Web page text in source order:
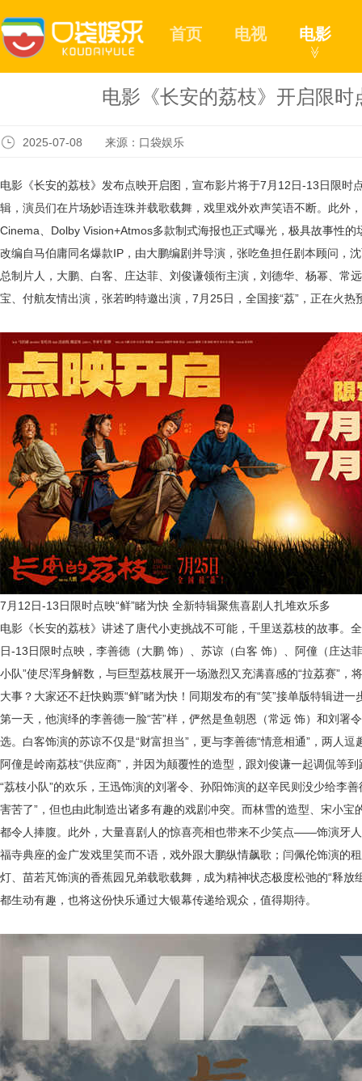
首页 电视 电影
≫
电影《长安的荔枝》开启限
2025-07-08 来源：口袋娱乐
电影《长安的荔枝》发布点映开启图，宣布影片将于7月12日-13日限时
辑，演员们在片场妙语连珠并载歌载舞，戏里戏外欢声笑语不断。此外
Cinema、Dolby Vision+Atmos多款制式海报也正式曝光，极具故事性
改编自马伯庸同名爆款IP，由大鹏编剧并导演，张吃鱼担任剧本顾问，
总制片人，大鹏、白客、庄达菲、刘俊谦领衔主演，刘德华、杨幂、常
宝、付航友情出演，张若昀特邀出演，7月25日，全国接“荔”，正在火热
7月12日-13日限时点映“鲜”睹为快 全新特辑聚焦喜剧人扎堆欢乐多
电影《长安的荔枝》讲述了唐代小吏挑战不可能，千里送荔枝的故事。
日-13日限时点映，李善德（大鹏 饰）、苏谅（白客 饰）、阿僮（庄达
小队”使尽浑身解数，与巨型荔枝展开一场激烈又充满喜感的“拉荔赛”，
大事？大家还不赶快购票“鲜”睹为快！同期发布的有“笑”接单版特辑进
第一天，他演绎的李善德一脸“苦”样，俨然是鱼朝恩（常远 饰）和刘署
选。白客饰演的苏谅不仅是“财富担当”，更与李善德“情意相通”，两人
阿僮是岭南荔枝“供应商”，并因为颠覆性的造型，跟刘俊谦一起调侃等
“荔枝小队”的欢乐，王迅饰演的刘署令、孙阳饰演的赵辛民则没少给李
害苦了”，但也由此制造出诸多有趣的戏剧冲突。而林雪的造型、宋小
都令人捧腹。此外，大量喜剧人的惊喜亮相也带来不少笑点——饰演牙
福寺典座的金广发戏里笑而不语，戏外跟大鹏纵情飙歌；闫佩伦饰演的
灯、苗若芃饰演的香蕉园兄弟载歌载舞，成为精神状态极度松弛的“释放
都生动有趣，也将这份快乐通过大银幕传递给观众，值得期待。